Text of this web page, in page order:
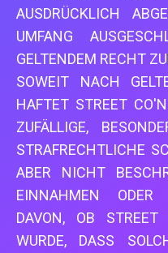
AUSDRÜCKLICH
UMFANG
GELTENDEM RECHT
SOWEIT NACH
HAFTET STREET
ZUFÄLLIGE,
STRAFRECHTLICHE
ABER NICHT
EINNAHMEN ODER
DAVON, OB STREET
WURDE, DASS